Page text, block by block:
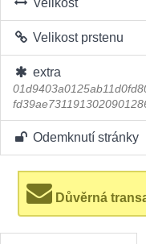
Velikost
Velikost prstenu
extra
Odemknutí stránky
Důvěrná